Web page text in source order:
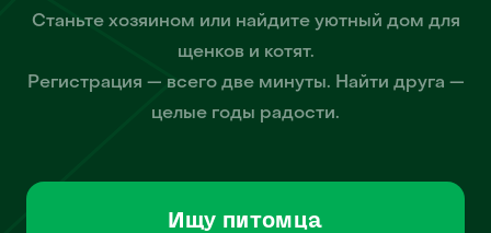
Станьте хозяином или найдите уютный дом для
щенков и котят.
Регистрация — всего две минуты. Найти друга —
целые годы радости.
Ищу питомца